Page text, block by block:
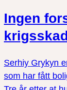
Ingen
Serhiy Grykyn
som har fått